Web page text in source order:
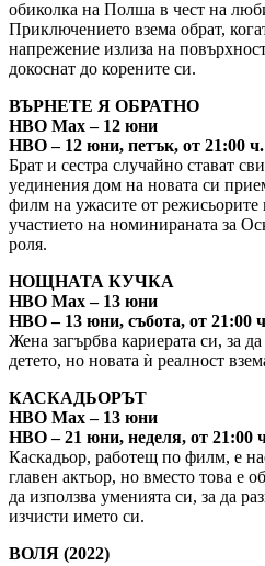
обиколка на Полша в чест на
Приключението взема обрат,
напрежение излиза на
докоснат до корените си.
ВЪРНЕТЕ Я ОБРАТНО
HBO Max – 12 юни
HBO – 12 юни, петък, от 21:00 ч.
Брат и сестра случайно стават
уединения дом на новата си
филм на ужасите от режисьорите
участието на номинираната за
роля.
НОЩНАТА КУЧКА
HBO Max – 13 юни
HBO – 13 юни, събота, от 21:00
Жена загърбва кариерата си, за
детето, но новата ѝ реалност
КАСКАДЬОРЪТ
HBO Max – 13 юни
HBO – 21 юни, неделя, от 21:00
Каскадьор, работещ по филм, е
главен актьор, но вместо това е
да използва уменията си, за да
изчисти името си.
ВОЛЯ (2022)